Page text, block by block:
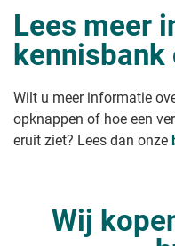
Lees meer
Wilt u meer informatie
opknappen of hoe een
eruit ziet? Lees dan onze
Wij